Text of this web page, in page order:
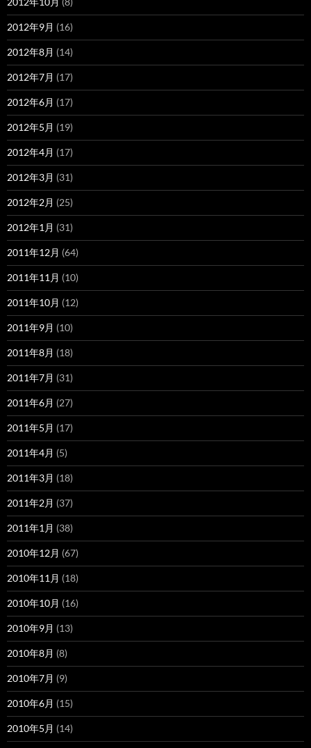
2012年9月 (16)
2012年8月 (14)
2012年7月 (17)
2012年6月 (17)
2012年5月 (19)
2012年4月 (17)
2012年3月 (31)
2012年2月 (25)
2012年1月 (31)
2011年12月 (64)
2011年11月 (10)
2011年10月 (12)
2011年9月 (10)
2011年8月 (18)
2011年7月 (31)
2011年6月 (27)
2011年5月 (17)
2011年4月 (5)
2011年3月 (18)
2011年2月 (37)
2011年1月 (38)
2010年12月 (67)
2010年11月 (18)
2010年10月 (16)
2010年9月 (13)
2010年8月 (8)
2010年7月 (9)
2010年6月 (15)
2010年5月 (14)